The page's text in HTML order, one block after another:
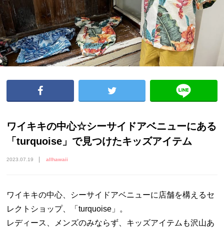
ワイキキの中心☆シーサイドアベニューにある
「turquoise」で見つけたキッズアイテム
2023.07.19 allhawaii
ワイキキの中心、シーサイドアベニューに店舗を構えるセ
レクトショップ、「turquoise」。
レディース、メンズのみならず、キッズアイテムも沢山あ